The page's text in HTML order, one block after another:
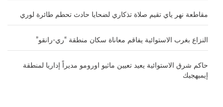
مقاطعة نهر ياي تقيم صلاة تذكاري لضحايا حادث تحطم طائرة لوري
النزاع بغرب الاستوائية يفاقم معاناة سكان منطقة “ري-رانقو”
حاكم شرق الاستوائية يعيد تعيين ماثيو اورومو مديراً إداريا لمنطقة
إيميهجيك